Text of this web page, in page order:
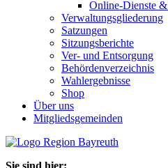
Online-Dienste
Verwaltungsgliederung
Satzungen
Sitzungsberichte
Ver- und Entsorgung
Behördenverzeichnis
Wahlergebnisse
Shop
Über uns
Mitgliedsgemeinden
Sie sind hier: